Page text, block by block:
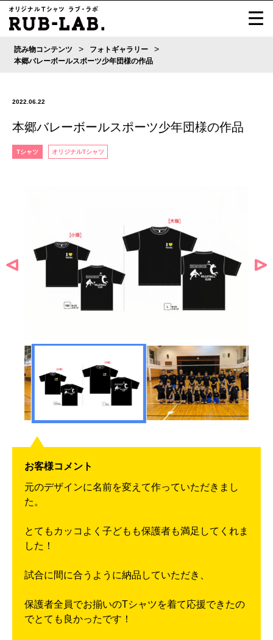
読み物コンテンツ > フォトギャラリー >
本郷バレーボールスポーツ少年団様の作品
2022.06.22
本郷バレーボールスポーツ少年団様の作品
Tシャツ オリジナルTシャツ
お客様コメント
元のデザインに名前を変えて作っていただきまし
た。
とてもカッコよく子どもも保護者も満足してくれま
した！
試合に間に合うように納品していただき、
保護者全員でお揃いのTシャツを着て応援できたの
でとても良かったです！